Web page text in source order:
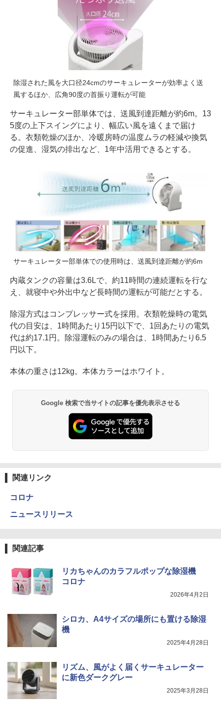
除湿された風を大口径24cmのサーキュレーターが効率よく送
風するほか、広角90度の首振り運転が可能
サーキュレーター部単体では、送風到達距離が約6m。13
5度の上下スイングにより、幅広い風を遠くまで届け
る。衣類乾燥のほか、冷暖房時の温度ムラの軽減や換気
の促進、湿気の排出など、1年中活用できるとする。
サーキュレーター部単体での使用時は、送風到達距離が約6m
内蔵タンクの容量は3.6Lで、約11時間の連続運転を行な
え、就寝中や外出中など長時間の運転が可能だとする。
除湿方式はコンプレッサー式を採用。衣類乾燥時の電気
代の目安は、1時間あたり15円以下で、1回あたりの電気
代は約17.1円。除湿運転のみの場合は、1時間あたり6.5
円以下。
本体の重さは12kg。本体カラーはホワイト。
Google 検索で当サイトの記事を優先表示させる
関連リンク
コロナ
ニュースリリース
関連記事
リカちゃんのカラフルポップな除湿機
コロナ
2026年4月2日
シロカ、A4サイズの場所にも置ける除湿
機
2025年4月28日
リズム、風がよく届くサーキュレーター
に新色ダークグレー
2025年3月28日